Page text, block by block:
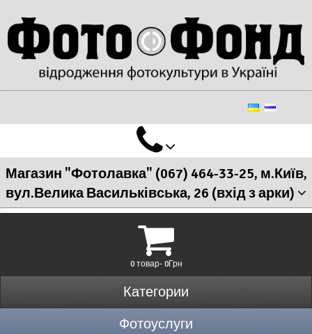
Магазин "Фотолавка" (067) 464-33-25, м.Київ,
вул.Велика Васильківська, 26 (вхід з арки)
0 товар- 0Грн
Категории
Фотоуслуги